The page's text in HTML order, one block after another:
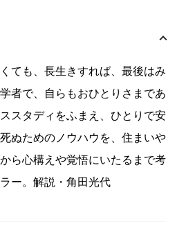
ても、長生きすれば、最後はみ
者で、自らもおひとりさまであ
スタディをふまえ、ひとりで安
ぬためのノウハウを、住まいや
ら心構えや覚悟にいたるまで考
ー。解説・角田光代